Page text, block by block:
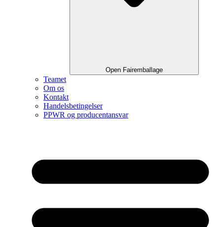
Open Fairemballage
Teamet
Om os
Kontakt
Handelsbetingelser
PPWR og producentansvar